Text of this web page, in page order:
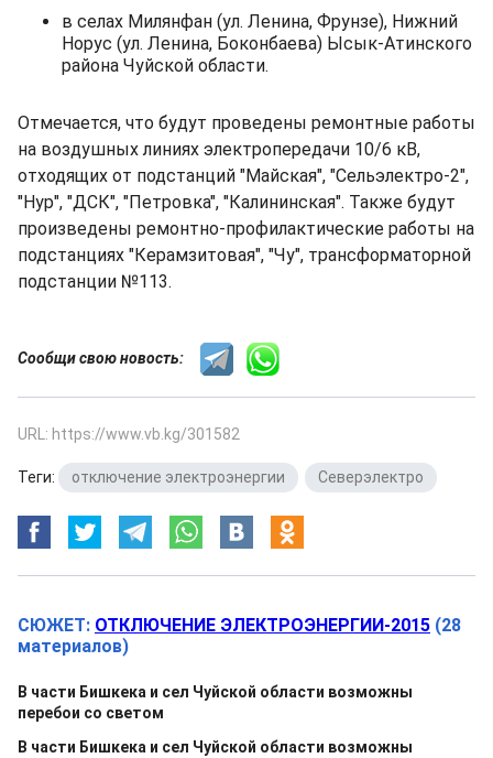
в селах Милянфан (ул. Ленина, Фрунзе), Нижний
Норус (ул. Ленина, Боконбаева) Ысык-Атинского
района Чуйской области.
Отмечается, что будут проведены ремонтные работы
на воздушных линиях электропередачи 10/6 кВ,
отходящих от подстанций "Майская", "Сельэлектро-2",
"Нур", "ДСК", "Петровка", "Калининская". Также будут
произведены ремонтно-профилактические работы на
подстанциях "Керамзитовая", "Чу", трансформаторной
подстанции №113.
Сообщи свою новость:
URL: https://www.vb.kg/301582
Теги: отключение электроэнергии Северэлектро
СЮЖЕТ: ОТКЛЮЧЕНИЕ ЭЛЕКТРОЭНЕРГИИ-2015 (28
материалов)
В части Бишкека и сел Чуйской области возможны
перебои со светом
В части Бишкека и сел Чуйской области возможны